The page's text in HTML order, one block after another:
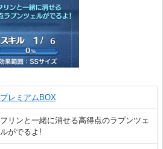
プレミアムBOX
フリンと一緒に消せる高得点のラプンツェ
ルがでるよ!